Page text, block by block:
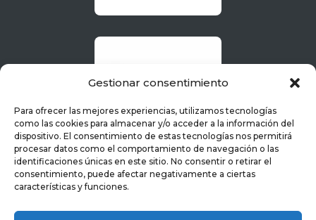
Gestionar consentimiento
Para ofrecer las mejores experiencias, utilizamos tecnologías
como las cookies para almacenar y/o acceder a la información del
dispositivo. El consentimiento de estas tecnologías nos permitirá
procesar datos como el comportamiento de navegación o las
identificaciones únicas en este sitio. No consentir o retirar el
consentimiento, puede afectar negativamente a ciertas
características y funciones.